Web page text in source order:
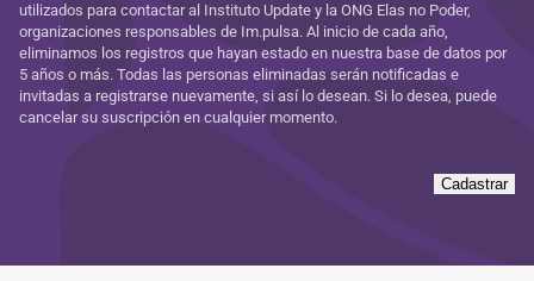
utilizados para contactar al Instituto Update y la ONG Elas no Poder,
organizaciones responsables de Im.pulsa. Al inicio de cada año,
eliminamos los registros que hayan estado en nuestra base de datos por
5 años o más. Todas las personas eliminadas serán notificadas e
invitadas a registrarse nuevamente, si así lo desean. Si lo desea, puede
cancelar su suscripción en cualquier momento.
Cadastrar